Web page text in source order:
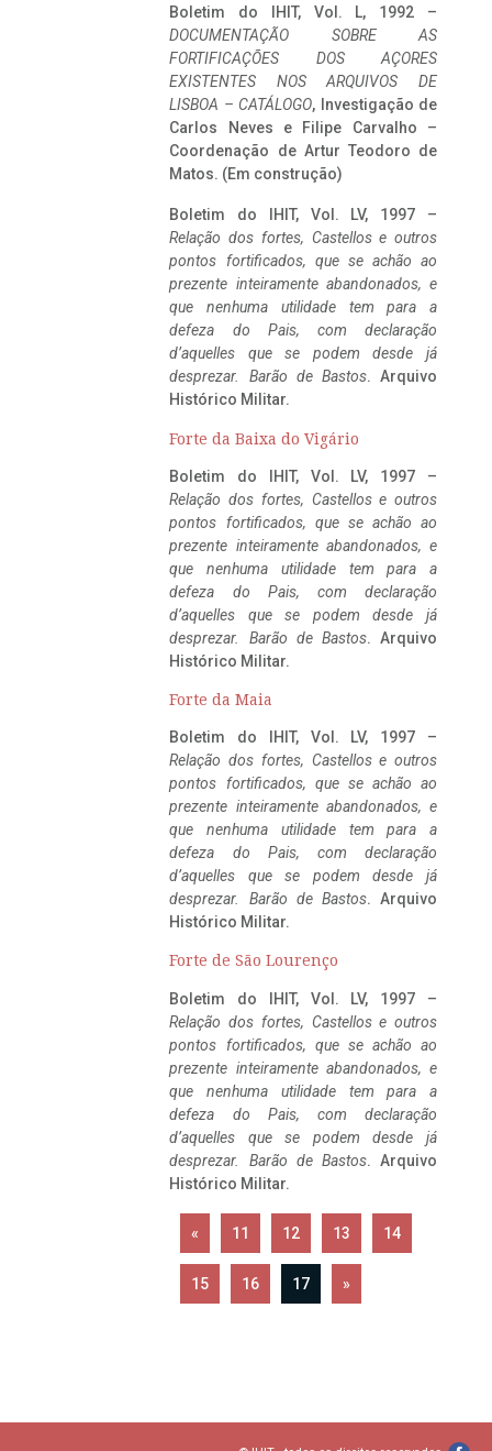
Boletim do IHIT, Vol. L, 1992 –
DOCUMENTAÇÃO SOBRE AS
FORTIFICAÇÕES DOS AÇORES
EXISTENTES NOS ARQUIVOS DE
LISBOA – CATÁLOGO, Investigação de
Carlos Neves e Filipe Carvalho –
Coordenação de Artur Teodoro de
Matos. (Em construção)
Boletim do IHIT, Vol. LV, 1997 –
Relação dos fortes, Castellos e outros
pontos fortificados, que se achão ao
prezente inteiramente abandonados, e
que nenhuma utilidade tem para a
defeza do Pais, com declaração
d’aquelles que se podem desde já
desprezar. Barão de Bastos. Arquivo
Histórico Militar.
Forte da Baixa do Vigário
Boletim do IHIT, Vol. LV, 1997 –
Relação dos fortes, Castellos e outros
pontos fortificados, que se achão ao
prezente inteiramente abandonados, e
que nenhuma utilidade tem para a
defeza do Pais, com declaração
d’aquelles que se podem desde já
desprezar. Barão de Bastos. Arquivo
Histórico Militar.
Forte da Maia
Boletim do IHIT, Vol. LV, 1997 –
Relação dos fortes, Castellos e outros
pontos fortificados, que se achão ao
prezente inteiramente abandonados, e
que nenhuma utilidade tem para a
defeza do Pais, com declaração
d’aquelles que se podem desde já
desprezar. Barão de Bastos. Arquivo
Histórico Militar.
Forte de São Lourenço
Boletim do IHIT, Vol. LV, 1997 –
Relação dos fortes, Castellos e outros
pontos fortificados, que se achão ao
prezente inteiramente abandonados, e
que nenhuma utilidade tem para a
defeza do Pais, com declaração
d’aquelles que se podem desde já
desprezar. Barão de Bastos. Arquivo
Histórico Militar.
« 11 12 13 14
15 16 17 »